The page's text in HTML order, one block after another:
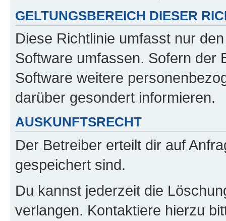
GELTUNGSBEREICH DIESER
Diese Richtlinie umfasst nur
Software umfassen. Sofern der
Software weitere
darüber gesondert informieren.
AUSKUNFTSRECHT
Der Betreiber erteilt dir auf
gespeichert sind.
Du kannst jederzeit die
verlangen. Kontaktiere hierzu